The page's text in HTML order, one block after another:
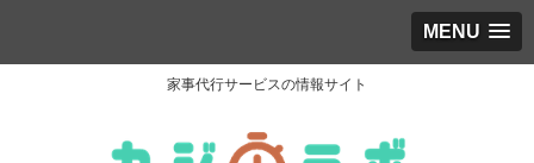
MENU
家事代行サービスの情報サイト